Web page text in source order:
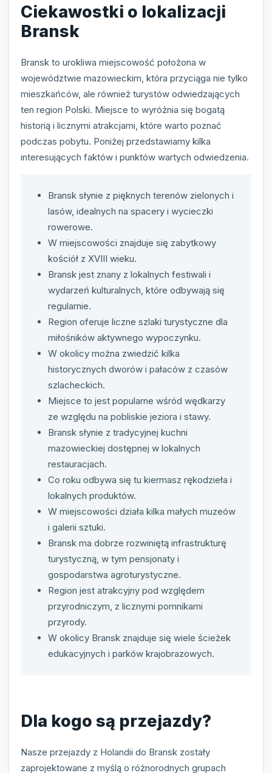
Ciekawostki o lokalizacji
Bransk
Bransk to urokliwa miejscowość położona w
województwie mazowieckim, która przyciąga nie tylko
mieszkańców, ale również turystów odwiedzających
ten region Polski. Miejsce to wyróżnia się bogatą
historią i licznymi atrakcjami, które warto poznać
podczas pobytu. Poniżej przedstawiamy kilka
interesujących faktów i punktów wartych odwiedzenia.
Bransk słynie z pięknych terenów zielonych i
lasów, idealnych na spacery i wycieczki
rowerowe.
W miejscowości znajduje się zabytkowy
kościół z XVIII wieku.
Bransk jest znany z lokalnych festiwali i
wydarzeń kulturalnych, które odbywają się
regularnie.
Region oferuje liczne szlaki turystyczne dla
miłośników aktywnego wypoczynku.
W okolicy można zwiedzić kilka
historycznych dworów i pałaców z czasów
szlacheckich.
Miejsce to jest popularne wśród wędkarzy
ze względu na pobliskie jeziora i stawy.
Bransk słynie z tradycyjnej kuchni
mazowieckiej dostępnej w lokalnych
restauracjach.
Co roku odbywa się tu kiermasz rękodzieła i
lokalnych produktów.
W miejscowości działa kilka małych muzeów
i galerii sztuki.
Bransk ma dobrze rozwiniętą infrastrukturę
turystyczną, w tym pensjonaty i
gospodarstwa agroturystyczne.
Region jest atrakcyjny pod względem
przyrodniczym, z licznymi pomnikami
przyrody.
W okolicy Bransk znajduje się wiele ścieżek
edukacyjnych i parków krajobrazowych.
Dla kogo są przejazdy?
Nasze przejazdy z Holandii do Bransk zostały
zaprojektowane z myślą o różnorodnych grupach